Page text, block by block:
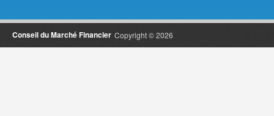
Copyright © 2026
Conseil du Marché Financier